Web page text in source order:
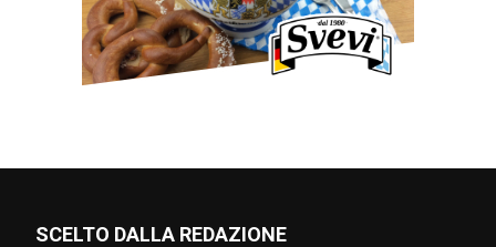
SCELTO DALLA REDAZIONE